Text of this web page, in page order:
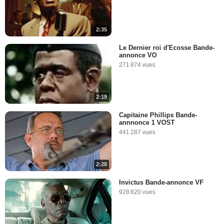
2:35
2:19
Le Dernier roi d'Ecosse Bande-
annonce VO
271 874 vues
2:28
Capitaine Phillips Bande-
annnonce 1 VOST
441 287 vues
Invictus Bande-annonce VF
928 820 vues